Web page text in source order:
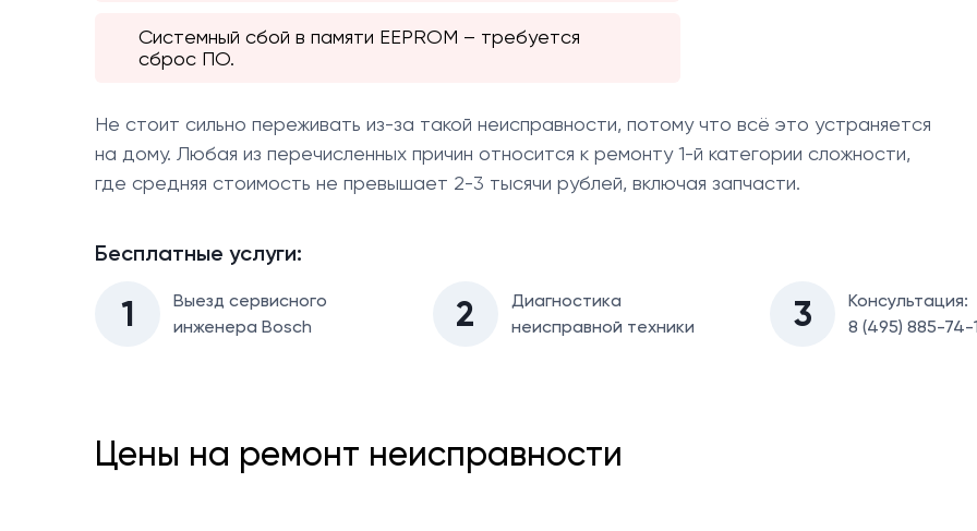
Системный сбой в памяти EEPROM – требуется
сброс ПО.
Не стоит сильно переживать из-за такой неисправности, потому что всё это устраняется
на дому. Любая из перечисленных причин относится к ремонту 1-й категории сложности,
где средняя стоимость не превышает 2-3 тысячи рублей, включая запчасти.
Бесплатные услуги:
1
Выезд сервисного
инженера Bosch
2
Диагностикa
неисправной техники
3
Консультация:
8 (495) 885-74-
Цены на ремонт неисправности